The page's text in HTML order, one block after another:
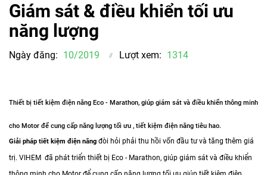
Giám sát & điều khiển tối ưu
năng lượng
Ngày đăng: 10/2019 Lượt xem: 1314
Thiết bị tiết kiệm điện năng Eco - Marathon, giúp giám sát và điều khiển thông minh
cho Motor để cung cấp năng lượng tối ưu , tiết kiệm điện năng tiêu hao.
Giải pháp tiết kiệm điện năng đòi hỏi phải thu hồi vốn đầu tư và tăng thêm giá
trị. VIHEM đã phát triển thiết bị Eco - Marathon, giúp giám sát và điều khiển